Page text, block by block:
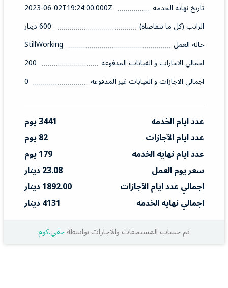
تاريخ نهايه الخدمه
2023-06-02T19:24:00.000Z
الراتب (كل ما تتقاضاه)
600 دينار
حاله العمل
StillWorking
اجمالي الاجازات و الغيابات المدفوعه
200
اجمالي الاجازات و الغيابات غير المدفوعه
0
عدد ايام الخدمه
3441 يوم
عدد ايام الآجازات
82 يوم
عدد ايام نهايه الخدمه
179 يوم
سعر يوم العمل
23.08 دينار
اجمالي عدد ايام الآجازات
1892.00 دينار
اجمالي نهايه الخدمه
4131 دينار
تم حساب المستحقات والاجارات بواسطةحقي.كوم